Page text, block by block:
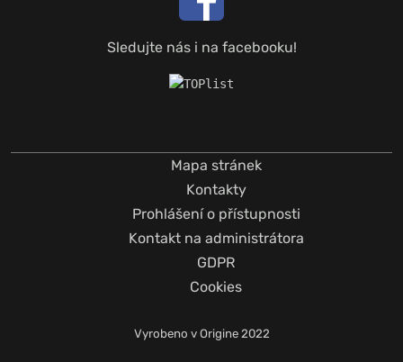
Sledujte nás i na facebooku!
Mapa stránek
Kontakty
Prohlášení o přístupnosti
Kontakt na administrátora
GDPR
Cookies
Vyrobeno v Origine2022